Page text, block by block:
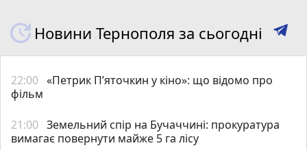
Новини Тернополя за сьогодні
22:00 «Петрик П’яточкин у кіно»: що відомо про
фільм
21:00 Земельний спір на Бучаччині: прокуратура
вимагає повернути майже 5 га лісу